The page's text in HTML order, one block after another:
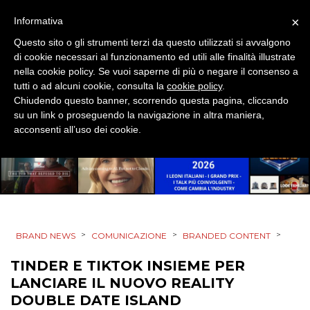
DIGITALE
EDITORIA
ESTERNA
RADIO / AUDIO
RICERCHE
BRAND NEWS > COMUNICAZIONE > BRANDED CONTENT >
TINDER E TIKTOK INSIEME PER
LANCIARE IL NUOVO REALITY
DOUBLE DATE ISLAND
×
Informativa
Questo sito o gli strumenti terzi da questo utilizzati si avvalgono
di cookie necessari al funzionamento ed utili alle finalità illustrate
nella cookie policy. Se vuoi saperne di più o negare il consenso a
tutti o ad alcuni cookie, consulta la cookie policy.
Chiudendo questo banner, scorrendo questa pagina, cliccando
su un link o proseguendo la navigazione in altra maniera,
acconsenti all’uso dei cookie.